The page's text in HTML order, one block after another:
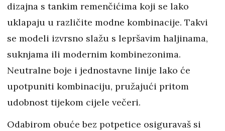
dizajna s tankim remenčićima koji se lako
uklapaju u različite modne kombinacije. Takvi
se modeli izvrsno slažu s lepršavim haljinama,
suknjama ili modernim kombinezonima.
Neutralne boje i jednostavne linije lako će
upotpuniti kombinaciju, pružajući pritom
udobnost tijekom cijele večeri.
Odabirom obuće bez potpetice osiguravaš si